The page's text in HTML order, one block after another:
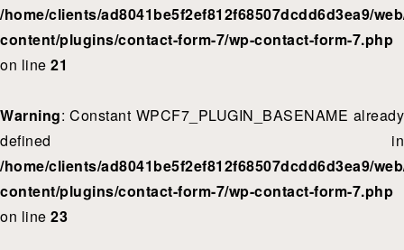
/home/clients/ad8041be5f2ef812f68507dcdd6d3ea9/
content/plugins/contact-form-7/wp-contact-form-7.php
on line 21
Warning: Constant WPCF7_PLUGIN_BASENAME already
defined in
/home/clients/ad8041be5f2ef812f68507dcdd6d3ea9/
content/plugins/contact-form-7/wp-contact-form-7.php
on line 23